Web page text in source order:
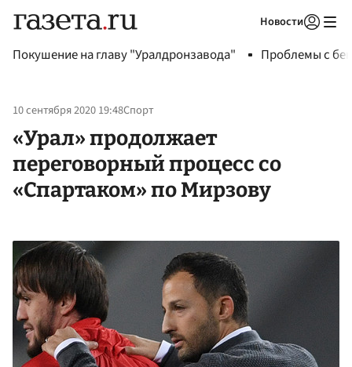
Новости
Покушение на главу "Уралдронзавода" Проблемы с
10 сентября 2020 19:48Спорт
«Урал» продолжает
переговорный процесс со
«Спартаком» по Мирзову